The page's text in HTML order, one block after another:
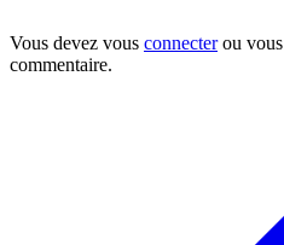
Vous devez vous connecterou vous
commentaire.